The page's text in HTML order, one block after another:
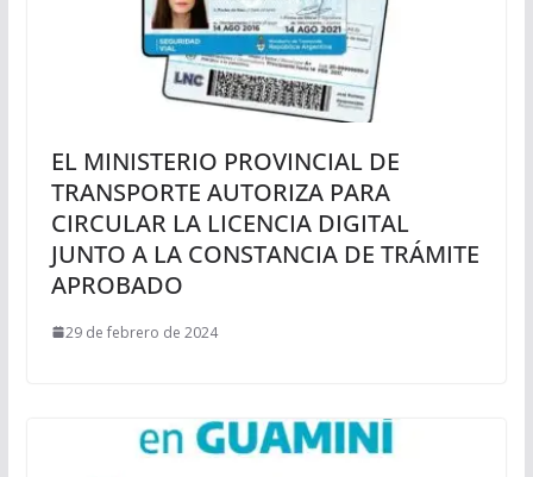
EL MINISTERIO PROVINCIAL DE
TRANSPORTE AUTORIZA PARA
CIRCULAR LA LICENCIA DIGITAL
JUNTO A LA CONSTANCIA DE TRÁMITE
APROBADO
29 de febrero de 2024